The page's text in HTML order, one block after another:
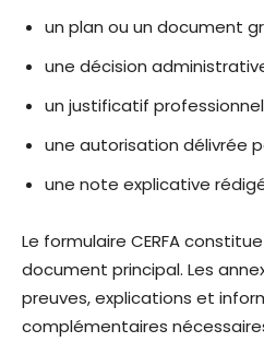
un plan ou un document
une décision
un justificatif
une autorisation délivrée
une note explicative
Le formulaire CERFA
document principal. Les
preuves, explications et
complémentaires